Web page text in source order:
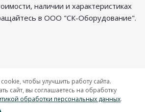
наличии и характеристиках
в ООО "СК-Оборудование".
чтобы улучшить работу сайта.
сайт, вы соглашаетесь на обработку
обработки персональных данных.